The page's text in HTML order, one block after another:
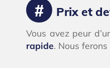
Prix et
Vous avez peur
rapide. Nous